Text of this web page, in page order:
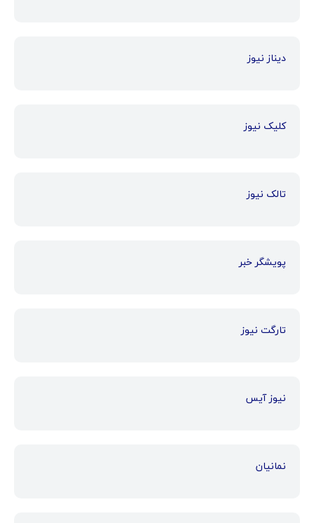
دیناز نیوز
کلیک نیوز
تالک نیوز
پویشگر خبر
تارگت نیوز
نیوز آیس
نمانیان